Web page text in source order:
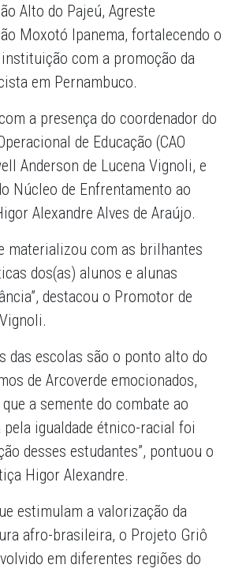
Alto do Pajeú, Agreste
Moxotó Ipanema, fortalecendo o
com a promoção da
em Pernambuco.
a presença do coordenador do
de Educação (CAO
Anderson de Lucena Vignoli, e
Núcleo de Enfrentamento ao
Alexandre Alves de Araújo.
materializou com as brilhantes
dos(as) alunos e alunas
destacou o Promotor de
das escolas são o ponto alto do
de Arcoverde emocionados,
a semente do combate ao
igualdade étnico-racial foi
desses estudantes”, pontuou o
Higor Alexandre.
estimulam a valorização da
afro-brasileira, o Projeto Griô
em diferentes regiões do